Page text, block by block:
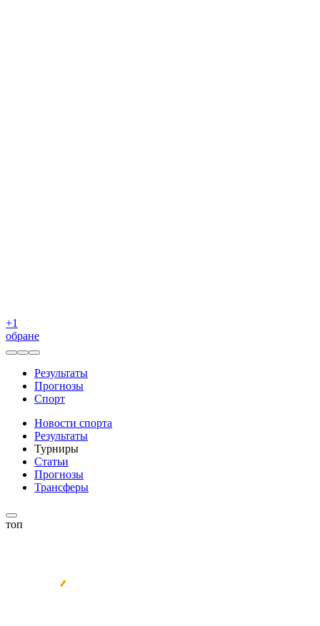
+1
обране
Результаты
Прогнозы
Спорт
Новости спорта
Результаты
Турниры
Статьи
Прогнозы
Трансферы
топ